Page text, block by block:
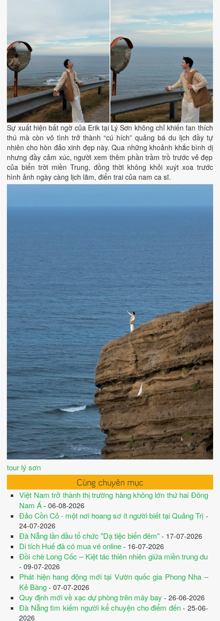
Sự xuất hiện bất ngờ của Erik tại Lý Sơn không chỉ khiến fan thích
thú mà còn vô tình trở thành “cú hích” quảng bá du lịch đầy tự
nhiên cho hòn đảo xinh đẹp này. Qua những khoảnh khắc bình dị
nhưng đầy cảm xúc, người xem thêm phần trầm trồ trước vẻ đẹp
của biển trời miền Trung, đồng thời không khỏi xuýt xoa trước
hình ảnh ngày càng lịch lãm, điển trai của nam ca sĩ.
tour lý sơn
Cùng chuyên mục
Việt Nam trở thành thị trường hàng không lớn thứ hai Đông
Nam Á - 06-08-2026
Đảo Cồn Cỏ - một nơi hoang sơ ít người biết tại Quảng Trị -
24-07-2026
Đà Nẵng lần đầu tổ chức "Dạ tiệc biển đêm" - 17-07-2026
Di tích Huế đã có mua vé online - 16-07-2026
Đồi chè Long Cốc – Kiệt tác thiên nhiên giữa miền trung du
- 09-07-2026
Phát hiện hang động mới tại Vườn quốc gia Phong Nha –
Kẻ Bàng - 07-07-2026
Quy định mới về xạc dự phòng trên máy bay - 26-06-2026
Đà Nẵng tìm kiếm người kể chuyện cho điểm đến- 25-06-
2026